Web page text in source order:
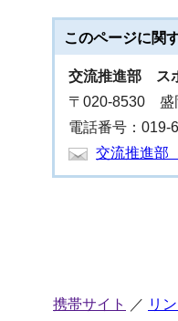
このページに関
交流推進部
ス
〒020-8530 盛
電話番号：
交流推進部
携帯サイト リ